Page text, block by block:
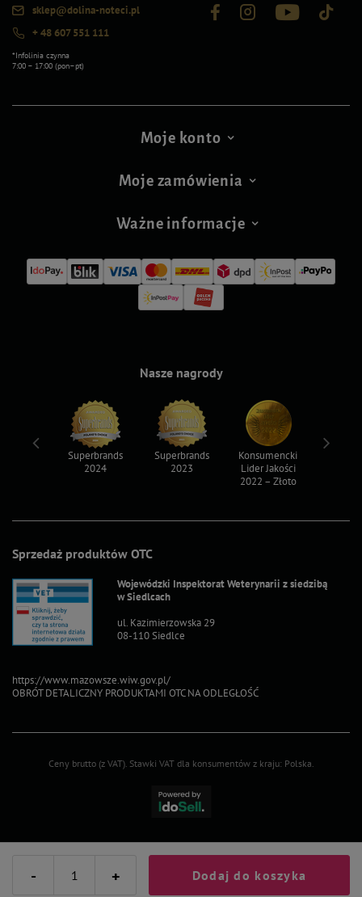
- + Dodaj do koszyka
sklep@dolina-noteci.pl
+ 48 607 551 111
*Infolinia czynna
7:00 – 17:00 (pon–pt)
Moje konto
Moje zamówienia
Ważne informacje
Sprzedaż produktów OTC
Wojewódzki Inspektorat Weterynarii z siedzibą
w Siedlcach
ul. Kazimierzowska 29
08-110 Siedlce
https://www.mazowsze.wiw.gov.pl/
OBRÓT DETALICZNY PRODUKTAMI OTC NA ODLEGŁOŚĆ
Nasze nagrody
Superbrands
2024
Superbrands
2023
Konsumencki
Lider Jakości
2022 – Złoto
Ceny brutto (z VAT). Stawki VAT dla konsumentów z kraju: Polska.